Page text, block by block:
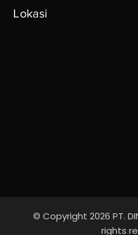
Lokasi
© Copyright 2026 PT.
rights